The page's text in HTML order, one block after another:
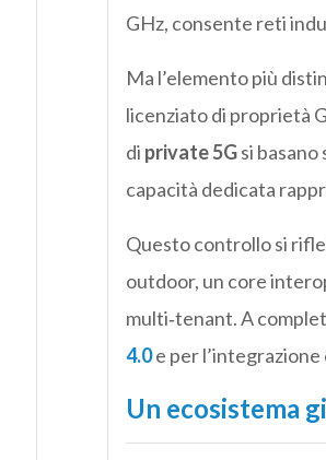
GHz, consente reti
Ma l’elemento più
licenziato di proprietà
di private 5Gsi basano
capacità dedicata
Questo controllo si
outdoor, un core
multi‑tenant. A
4.0e per
Un ecosistema